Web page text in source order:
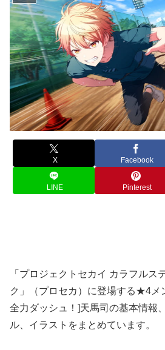
X Facebook
LINE Pinterest
「プロジェクトセカイ カラフルス
ク」（プロセカ）に登場する★4メ
全力ダッシュ！]天馬司の基本情報
ル、イラストをまとめています。